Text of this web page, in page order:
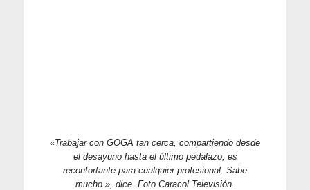
«Trabajar con GOGA tan cerca, compartiendo desde
el desayuno hasta el último pedalazo, es
reconfortante para cualquier profesional. Sabe
mucho.», dice. Foto Caracol Televisión.